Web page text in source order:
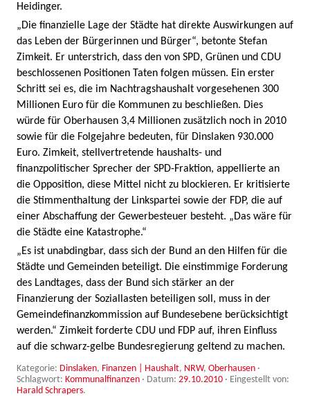
Heidinger.
„Die finanzielle Lage der Städte hat direkte Auswirkungen auf
das Leben der Bürgerinnen und Bürger“, betonte Stefan
Zimkeit. Er unterstrich, dass den von SPD, Grünen und CDU
beschlossenen Positionen Taten folgen müssen. Ein erster
Schritt sei es, die im Nachtragshaushalt vorgesehenen 300
Millionen Euro für die Kommunen zu beschließen. Dies
würde für Oberhausen 3,4 Millionen zusätzlich noch in 2010
sowie für die Folgejahre bedeuten, für Dinslaken 930.000
Euro. Zimkeit, stellvertretende haushalts- und
finanzpolitischer Sprecher der SPD-Fraktion, appellierte an
die Opposition, diese Mittel nicht zu blockieren. Er kritisierte
die Stimmenthaltung der Linkspartei sowie der FDP, die auf
einer Abschaffung der Gewerbesteuer besteht. „Das wäre für
die Städte eine Katastrophe.“
„Es ist unabdingbar, dass sich der Bund an den Hilfen für die
Städte und Gemeinden beteiligt. Die einstimmige Forderung
des Landtages, dass der Bund sich stärker an der
Finanzierung der Soziallasten beteiligen soll, muss in der
Gemeindefinanzkommission auf Bundesebene berücksichtigt
werden.“ Zimkeit forderte CDU und FDP auf, ihren Einfluss
auf die schwarz-gelbe Bundesregierung geltend zu machen.
Kategorie: Dinslaken, Finanzen | Haushalt, NRW, Oberhausen ·
Schlagwort: Kommunalfinanzen · Datum: 29.10.2010 · Eingestellt von:
Harald Schrapers.